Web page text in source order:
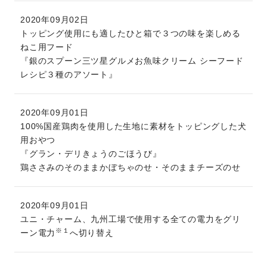
2020年09月02日
トッピング使用にも適したひと箱で３つの味を楽しめる
ねこ用フード
『銀のスプーン三ツ星グルメお魚味クリーム シーフード
レシピ３種のアソート』
2020年09月01日
100%国産鶏肉を使用した生地に素材をトッピングした犬
用おやつ
『グラン・デリきょうのごほうび』
鶏ささみのそのままかぼちゃのせ・そのままチーズのせ
2020年09月01日
ユニ・チャーム、九州工場で使用する全ての電力をグリ
ーン電力 ※１ へ切り替え